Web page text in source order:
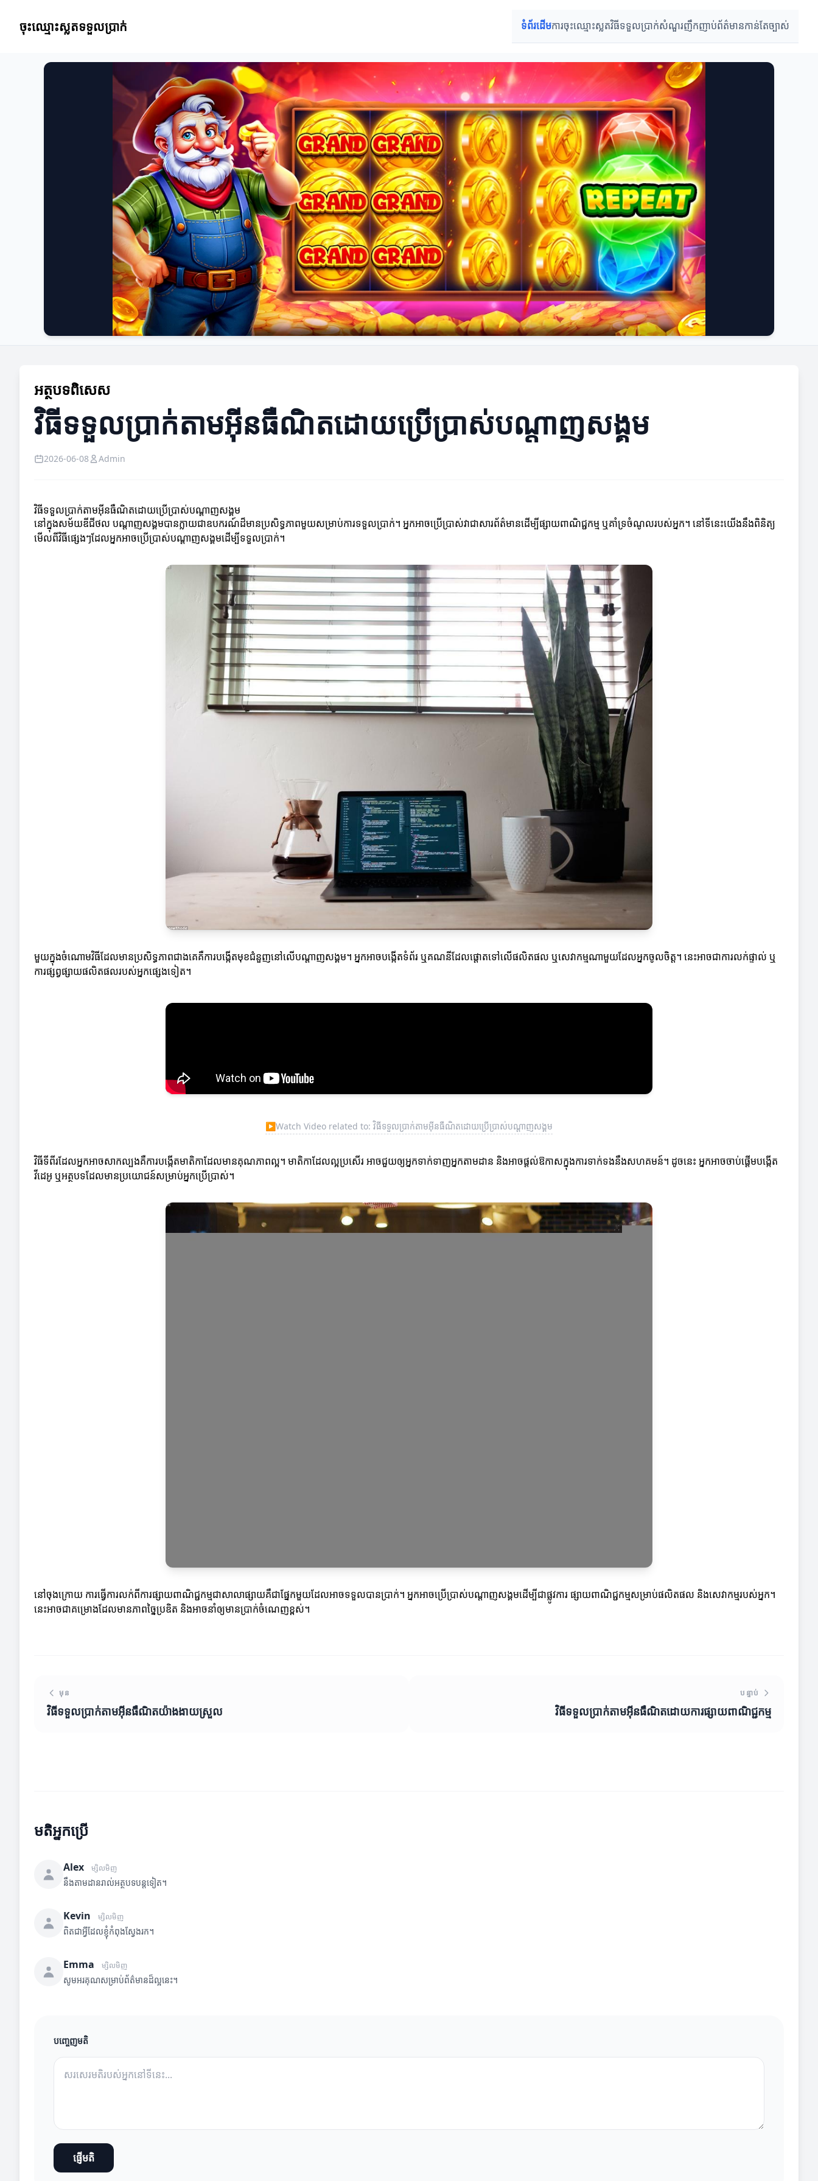
ចុះឈ្មោះស្លតទទួលប្រាក់ ទំព័រដើមការចុះឈ្មោះស្លតវិធីទទួលប្រាក់សំណួរញឹកញាប់ព័ត៌មានកាន់តែច្បាស់
អត្ថបទពិសេស
វិធីទទួលប្រាក់តាមអ៊ីនធឺណិតដោយប្រើប្រាស់បណ្តាញសង្គម
2026-06-08 Admin
វិធីទទួលប្រាក់តាមអ៊ីនធឺណិតដោយប្រើប្រាស់បណ្តាញសង្គម
នៅក្នុងសម័យឌីជីថល បណ្តាញសង្គមបានក្លាយជាឧបករណ៍ដ៏មានប្រសិទ្ធភាពមួយសម្រាប់ការទទួលប្រាក់។ អ្នកអាចប្រើប្រាស់វាជាសារព័ត៌មានដើម្បីផ្សាយពាណិជ្ជកម្ម ឬគាំទ្រចំណូលរបស់អ្នក។ នៅទីនេះយើងនឹងពិនិត្យ
មើលពីវិធីផ្សេងៗដែលអ្នកអាចប្រើប្រាស់បណ្តាញសង្គមដើម្បីទទួលប្រាក់។
មួយក្នុងចំណោមវិធីដែលមានប្រសិទ្ធភាពជាងគេគឺការបង្កើតមុខជំនួញនៅលើបណ្តាញសង្គម។ អ្នកអាចបង្កើតទំព័រ ឬគណនីដែលផ្តោតទៅលើផលិតផល ឬសេវាកម្មណាមួយដែលអ្នកចូលចិត្ត។ នេះអាចជាការលក់ផ្ទាល់ ឬ
ការផ្សព្វផ្សាយផលិតផលរបស់អ្នកផ្សេងទៀត។
▶Watch Video related to: វិធីទទួលប្រាក់តាមអ៊ីនធឺណិតដោយប្រើប្រាស់បណ្តាញសង្គម
វិធីទីពីរដែលអ្នកអាចសាកល្បងគឺការបង្កើតមាតិកាដែលមានគុណភាពល្អ។ មាតិកាដែលល្អប្រសើរ អាចជួយឲ្យអ្នកទាក់ទាញអ្នកតាមដាន និងអាចផ្តល់ឱកាសក្នុងការទាក់ទងនឹងសហគមន៍។ ដូចនេះ អ្នកអាចចាប់ផ្តើមបង្កើត
វីដេអូ ឬអត្ថបទដែលមានប្រយោជន៍សម្រាប់អ្នកប្រើប្រាស់។
នៅចុងក្រោយ ការធ្វើការលក់ពីការផ្សាយពាណិជ្ជកម្មជាសាលាផ្សាយគឺជាផ្នែកមួយដែលអាចទទួលបានប្រាក់។ អ្នកអាចប្រើប្រាស់បណ្តាញសង្គមដើម្បីជាផ្លូវការ ផ្សាយពាណិជ្ជកម្មសម្រាប់ផលិតផល និងសេវាកម្មរបស់អ្នក។
នេះអាចជាគម្រោងដែលមានភាពច្នៃប្រឌិត និងអាចនាំឲ្យមានប្រាក់ចំណេញខ្ពស់។
មុន
វិធីទទួលប្រាក់តាមអ៊ីនធឺណិតយ៉ាងងាយស្រួល
បន្ទាប់
វិធីទទួលប្រាក់តាមអ៊ីនធឺណិតដោយការផ្សាយពាណិជ្ជកម្ម
មតិអ្នកប្រើ
Alex ម្សិលមិញ
នឹងតាមដានរាល់អត្ថបទបន្តទៀត។
Kevin ម្សិលមិញ
ពិតជាអ្វីដែលខ្ញុំកំពុងស្វែងរក។
Emma ម្សិលមិញ
សូមអរគុណសម្រាប់ព័ត៌មានដ៏ល្អនេះ។
បញ្ចេញមតិ
ផ្ញើមតិ